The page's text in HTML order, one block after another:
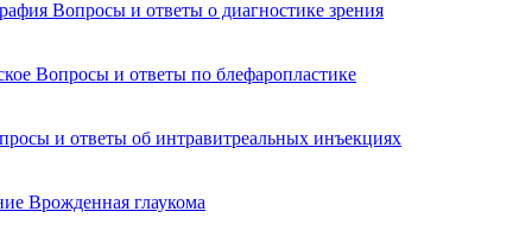
Вопросы и ответы о диагностике зрения
Вопросы и ответы по блефаропластике
и ответы об интравитреальных инъекциях
Врожденная глаукома